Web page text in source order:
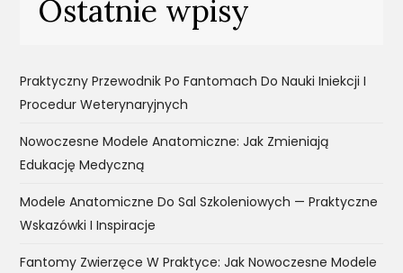
Ostatnie wpisy
Praktyczny Przewodnik Po Fantomach Do Nauki Iniekcji I
Procedur Weterynaryjnych
Nowoczesne Modele Anatomiczne: Jak Zmieniają
Edukację Medyczną
Modele Anatomiczne Do Sal Szkoleniowych — Praktyczne
Wskazówki I Inspiracje
Fantomy Zwierzęce W Praktyce: Jak Nowoczesne Modele